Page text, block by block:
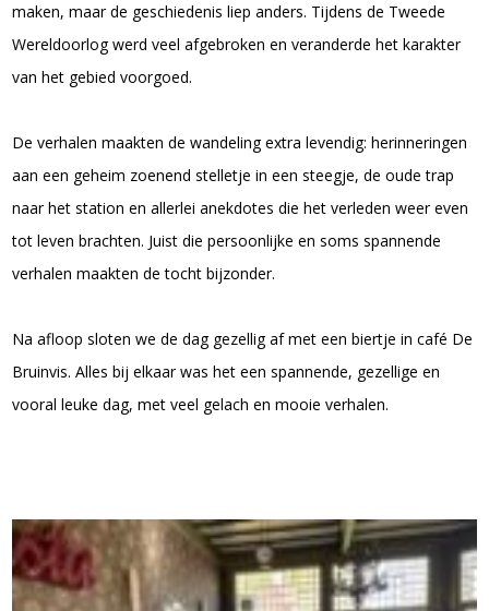
maken, maar de geschiedenis liep anders. Tijdens de Tweede
Wereldoorlog werd veel afgebroken en veranderde het karakter
van het gebied voorgoed.
De verhalen maakten de wandeling extra levendig: herinneringen
aan een geheim zoenend stelletje in een steegje, de oude trap
naar het station en allerlei anekdotes die het verleden weer even
tot leven brachten. Juist die persoonlijke en soms spannende
verhalen maakten de tocht bijzonder.
Na afloop sloten we de dag gezellig af met een biertje in café De
Bruinvis. Alles bij elkaar was het een spannende, gezellige en
vooral leuke dag, met veel gelach en mooie verhalen.